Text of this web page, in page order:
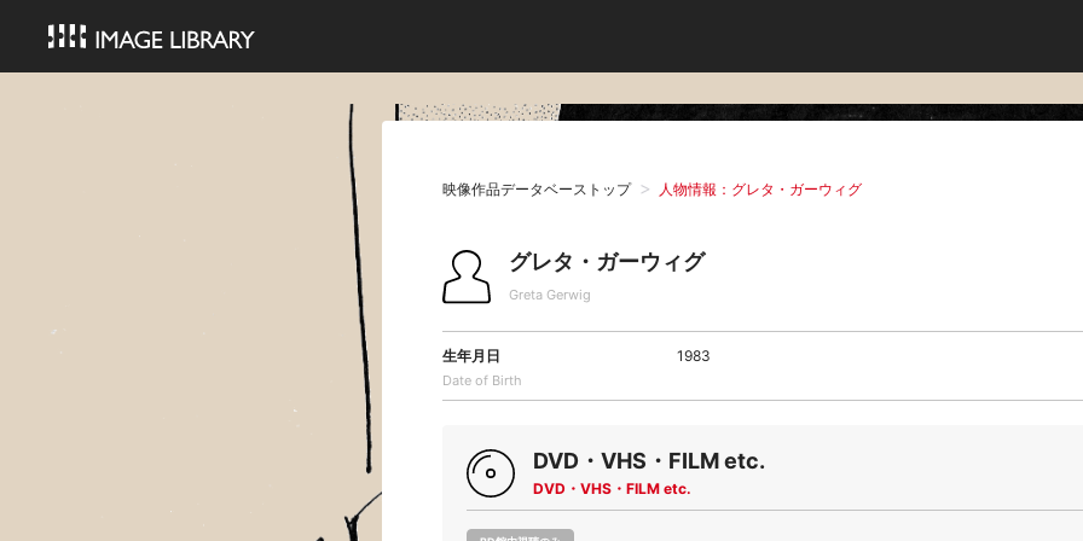
映像作品データベーストップ 人物情報：グレタ・ガーウィグ
グレタ・ガーウィグ
Greta Gerwig
生年月日
Date of Birth
1983
DVD・VHS・FILM etc.
DVD・VHS・FILM etc.